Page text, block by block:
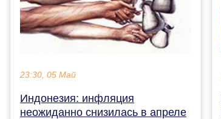
23:30, 05 Май
Индонезия: инфляция
неожиданно снизилась в апреле